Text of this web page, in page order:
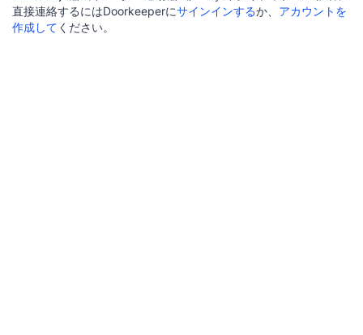
直接連絡するにはDoorkeeperにサインインするか、 アカウントを
作成して ください。